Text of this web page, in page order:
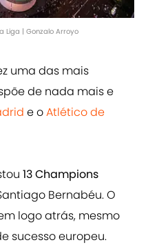
Liga | Gonzalo Arroyo
uma das mais
de nada mais e
e oAtlético de
13 Champions
Bernabéu. O
logo atrás, mesmo
sucesso europeu.